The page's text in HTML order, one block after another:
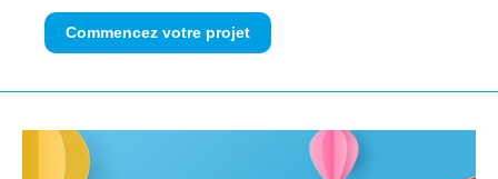
Commencez votre projet